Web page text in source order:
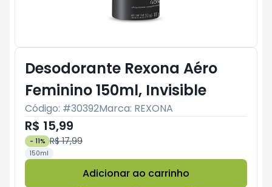
Desodorante Rexona Aéro
Feminino 150ml, Invisible
Código: #30392Marca: REXONA
R$ 15,99
- 11% R$ 17,99
150ml
Adicionar ao carrinho